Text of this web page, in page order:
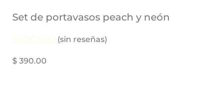
Set de portavasos peach y neón
(sin reseñas)
$ 390.00